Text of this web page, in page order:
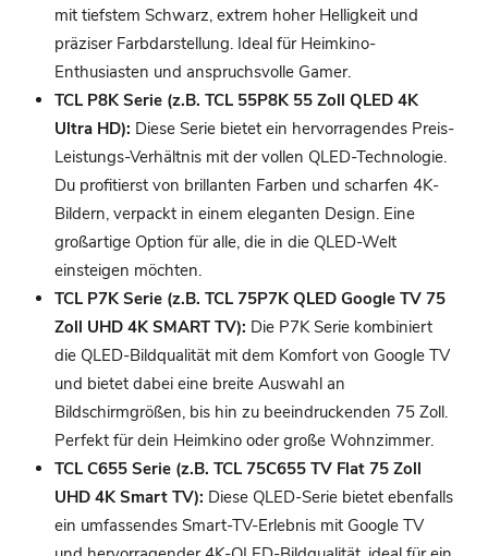
mit tiefstem Schwarz, extrem hoher Helligkeit und
präziser Farbdarstellung. Ideal für Heimkino-
Enthusiasten und anspruchsvolle Gamer.
TCL P8K Serie (z.B. TCL 55P8K 55 Zoll QLED 4K
Ultra HD): Diese Serie bietet ein hervorragendes Preis-
Leistungs-Verhältnis mit der vollen QLED-Technologie.
Du profitierst von brillanten Farben und scharfen 4K-
Bildern, verpackt in einem eleganten Design. Eine
großartige Option für alle, die in die QLED-Welt
einsteigen möchten.
TCL P7K Serie (z.B. TCL 75P7K QLED Google TV 75
Zoll UHD 4K SMART TV): Die P7K Serie kombiniert
die QLED-Bildqualität mit dem Komfort von Google TV
und bietet dabei eine breite Auswahl an
Bildschirmgrößen, bis hin zu beeindruckenden 75 Zoll.
Perfekt für dein Heimkino oder große Wohnzimmer.
TCL C655 Serie (z.B. TCL 75C655 TV Flat 75 Zoll
UHD 4K Smart TV): Diese QLED-Serie bietet ebenfalls
ein umfassendes Smart-TV-Erlebnis mit Google TV